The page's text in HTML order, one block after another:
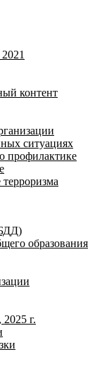
контент
ситуациях
профилактике
образования
г.